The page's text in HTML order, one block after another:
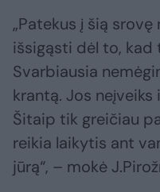
„Patekus į šią
išsigąsti dėl to, kad
Svarbiausia
krantą. Jos neįveiks
Šitaip tik greičiau
reikia laikytis ant
jūrą“, – mokė